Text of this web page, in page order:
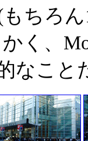
ちろ
く、
なこと